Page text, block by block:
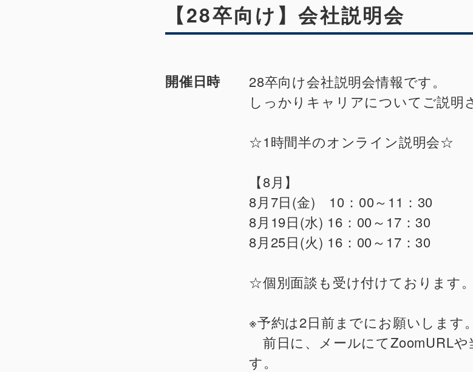
【28卒向け】会社説明会
開催日時
28卒向け会社説明会情報です。
しっかりキャリアについてご説明
☆1時間半のオンライン説明会☆
【8月】
8月7日(金) 10：00～11：30
8月19日(水) 16：00～17：30
8月25日(火) 16：00～17：30
☆個別面談も受け付けております。
※予約は2日前までにお願いします。
前日に、メールにてZoomURLや
す。